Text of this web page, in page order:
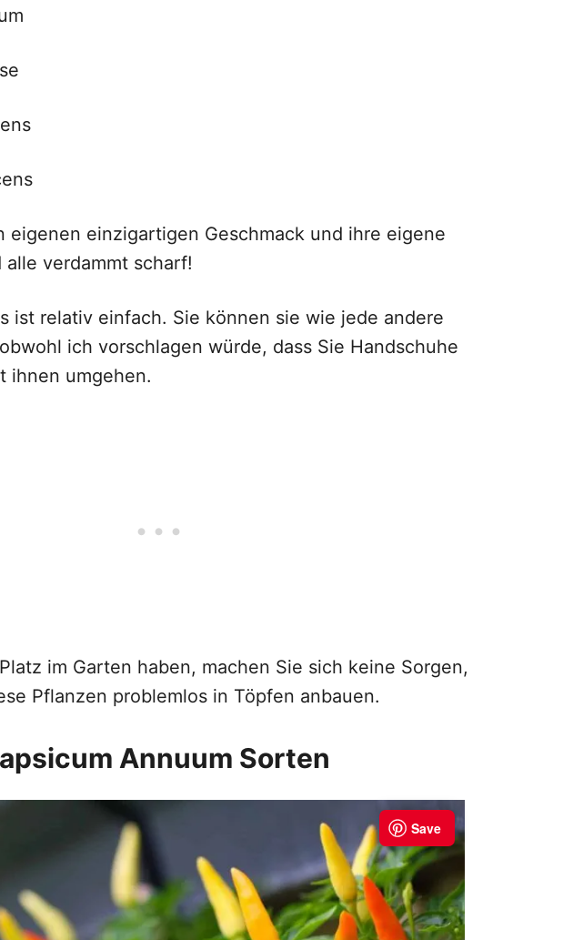
eigenen einzigartigen Geschmack und ihre eigene
verdammt scharf!
ist relativ einfach. Sie können sie wie jede andere
ich vorschlagen würde, dass Sie Handschuhe
ihnen umgehen.
im Garten haben, machen Sie sich keine Sorgen,
Pflanzen problemlos in Töpfen anbauen.
Annuum Sorten